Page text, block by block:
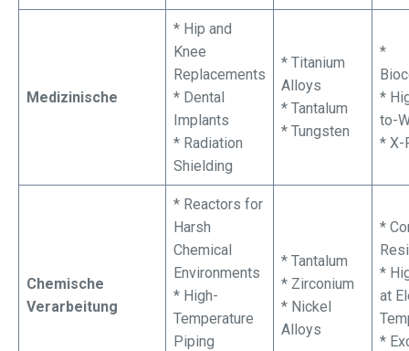
Medizinische
* Hip and
Knee
Replacements
* Dental
Implants
* Radiation
Shielding
* Titanium
Alloys
* Tantalum
* Tungsten
*
*
to-
* X-
Chemische
Verarbeitung
* Reactors for
Harsh
Chemical
Environments
* High-
Temperature
Piping
* Tantalum
* Zirconium
* Nickel
Alloys
*
*
at
*